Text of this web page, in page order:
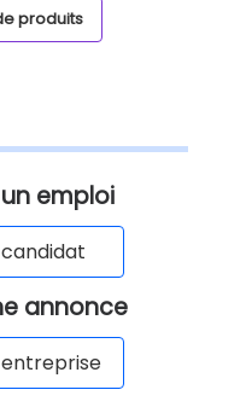
produits
emploi
annonce